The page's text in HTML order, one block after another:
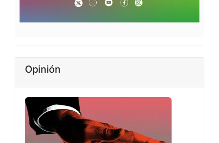
Opinión